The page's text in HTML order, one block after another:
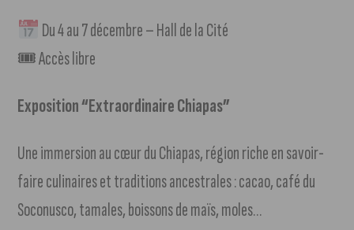
Du 4 au 7 décembre – Hall de la Cité
🎟 Accès libre
Exposition “Extraordinaire Chiapas”
Une immersion au cœur du Chiapas, région riche en savoir-
faire culinaires et traditions ancestrales : cacao, café du
Soconusco, tamales, boissons de maïs, moles…